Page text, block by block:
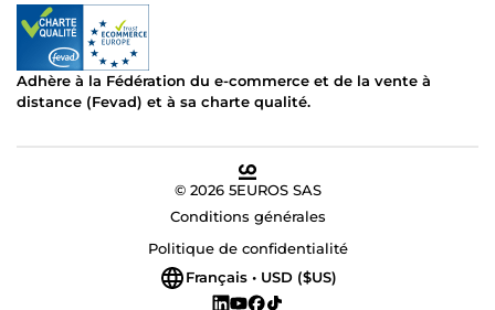
Adhère à la Fédération du e-commerce et de la vente à
distance (Fevad) et à sa charte qualité.
© 2026 5EUROS SAS
Conditions générales
Politique de confidentialité
Français • USD ($US)